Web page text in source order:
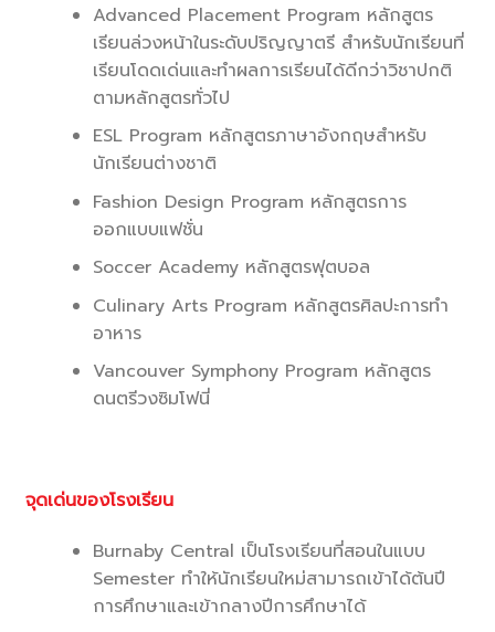
Advanced Placement Program หลักสูตร
เรียนล่วงหน้าในระดับปริญญาตรี สำหรับนักเรียนที่
เรียนโดดเด่นและทำผลการเรียนได้ดีกว่าวิชาปกติ
ตามหลักสูตรทั่วไป
ESL Program หลักสูตรภาษาอังกฤษสำหรับ
นักเรียนต่างชาติ
Fashion Design Program หลักสูตรการ
ออกแบบแฟชั่น
Soccer Academy หลักสูตรฟุตบอล
Culinary Arts Program หลักสูตรศิลปะการทำ
อาหาร
Vancouver Symphony Program หลักสูตร
ดนตรีวงซิมโฟนี่
จุดเด่นของโรงเรียน
Burnaby Central เป็นโรงเรียนที่สอนในแบบ
Semester ทำให้นักเรียนใหม่สามารถเข้าได้ต้นปี
การศึกษาและเข้ากลางปีการศึกษาได้